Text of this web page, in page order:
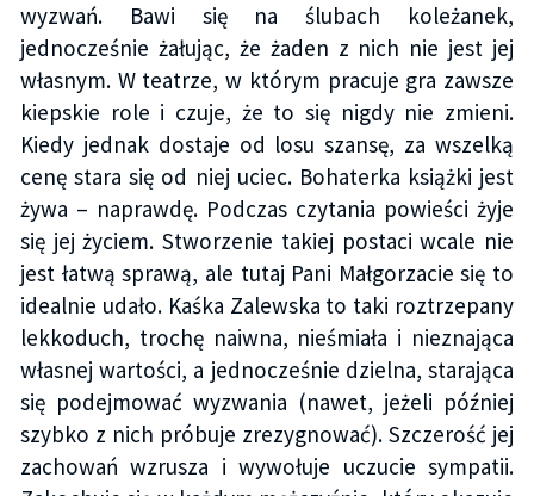
wyzwań. Bawi się na ślubach koleżanek,
jednocześnie żałując, że żaden z nich nie jest jej
własnym. W teatrze, w którym pracuje gra zawsze
kiepskie role i czuje, że to się nigdy nie zmieni.
Kiedy jednak dostaje od losu szansę, za wszelką
cenę stara się od niej uciec. Bohaterka książki jest
żywa – naprawdę. Podczas czytania powieści żyje
się jej życiem. Stworzenie takiej postaci wcale nie
jest łatwą sprawą, ale tutaj Pani Małgorzacie się to
idealnie udało. Kaśka Zalewska to taki roztrzepany
lekkoduch, trochę naiwna, nieśmiała i nieznająca
własnej wartości, a jednocześnie dzielna, starająca
się podejmować wyzwania (nawet, jeżeli później
szybko z nich próbuje zrezygnować). Szczerość jej
zachowań wzrusza i wywołuje uczucie sympatii.